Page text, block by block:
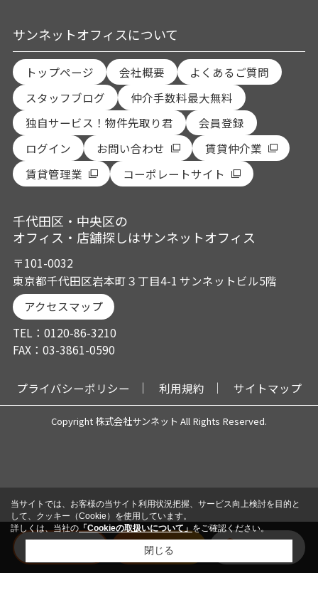
サンネットオフィスについて
トップページ 会社概要
よくあるご質問
スタッフブログ
仲介手数料最大無料
独自サービス！物件先取り君
会員登録
ログイン
お問い合わせ
賃貸仲介業
賃貸管理業
コーポレートサイト
千代田区・中央区の
オフィス・店舗探しはサンネットオフィス
〒101-0032
東京都千代田区岩本町３丁目4-1 サンネットビル5階
アクセスマップ
TEL：0120-86-3210
FAX：03-3861-0590
プライバシーポリシー 利用規約 サイトマップ
Copyright 株式会社サンネット All Rights Reserved.
メール
当サイトでは、お客様の当サイト利用状況把握、サービス向上検討を目的と
して、クッキー（Cookie）を使用しています。
詳しくは、当社の「Cookieの取扱いについて」をご確認ください。
閉じる